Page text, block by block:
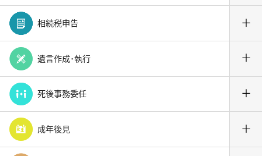
相続税申告 ＋
遺言作成･執行 ＋
死後事務委任 ＋
成年後見 ＋